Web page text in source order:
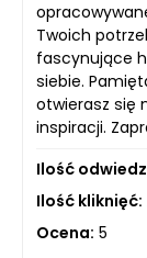
Twoich
fascynujące
siebie.
otwierasz się
inspiracji.
Ilość
Ilość kliknięć:
Ocena: 5